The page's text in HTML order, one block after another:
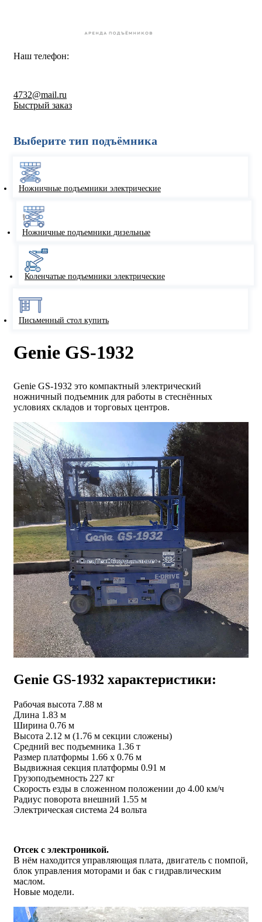
Наш телефон:
4732@mail.ru
Быстрый заказ
Выберите тип подъёмника
Ножничные подъемники электрические
Ножничные подъемники дизельные
Коленчатые подъемники электрические
Письменный стол купить
Genie GS-1932
Genie GS-1932 это компактный электрический
ножничный подъемник для работы в стеснённых
условиях складов и торговых центров.
Genie GS-1932 характеристики:
Рабочая высота 7.88 м
Длина 1.83 м
Ширина 0.76 м
Высота 2.12 м (1.76 м секции сложены)
Средний вес подъемника 1.36 т
Размер платформы 1.66 х 0.76 м
Выдвижная секция платформы 0.91 м
Грузоподъемность 227 кг
Скорость езды в сложенном положении до 4.00 км/ч
Радиус поворота внешний 1.55 м
Электрическая система 24 вольта
Отсек с электроникой.
В нём находится управляющая плата, двигатель с помпой,
блок управления моторами и бак с гидравлическим
маслом.
Новые модели.